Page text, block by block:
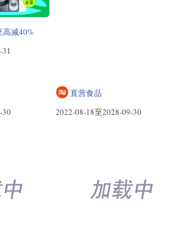
高减40%
直营食品
2022-08-18至2028-09-30